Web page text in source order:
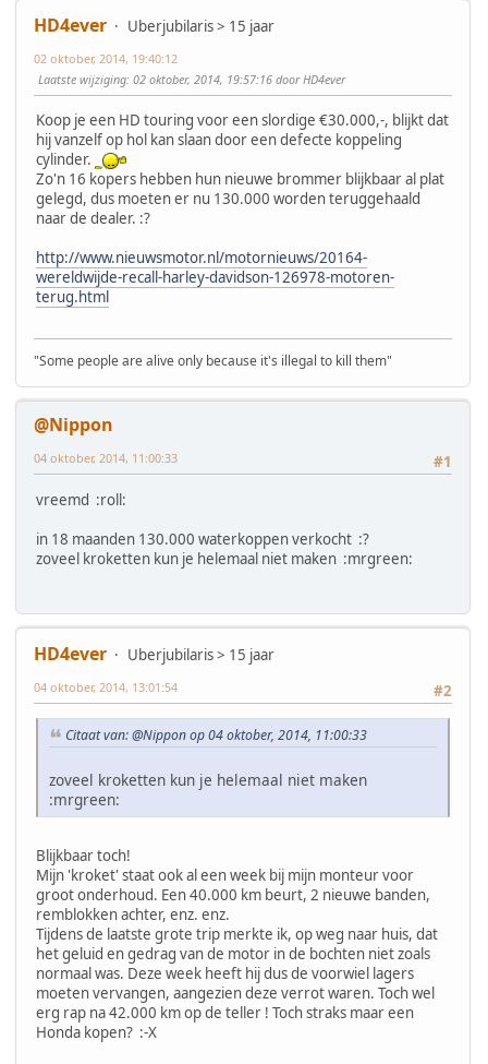
HD4ever Uberjubilaris > 15 jaar
02 oktober, 2014, 19:40:12
Laatste wijziging: 02 oktober, 2014, 19:57:16 door HD4ever
Koop je een HD touring voor een slordige €30.000,-, blijkt dat
hij vanzelf op hol kan slaan door een defecte koppeling
cylinder.
Zo'n 16 kopers hebben hun nieuwe brommer blijkbaar al plat
gelegd, dus moeten er nu 130.000 worden teruggehaald
naar de dealer. :?
http://www.nieuwsmotor.nl/motornieuws/20164-
wereldwijde-recall-harley-davidson-126978-motoren-
terug.html
"Some people are alive only because it's illegal to kill them"
@Nippon
#1
04 oktober, 2014, 11:00:33
vreemd :roll:
in 18 maanden 130.000 waterkoppen verkocht :?
zoveel kroketten kun je helemaal niet maken :mrgreen:
HD4ever
Uberjubilaris > 15 jaar
#2
04 oktober, 2014, 13:01:54
Citaat van: @Nippon op 04 oktober, 2014, 11:00:33
zoveel kroketten kun je helemaal niet maken
:mrgreen:
Blijkbaar toch!
Mijn 'kroket' staat ook al een week bij mijn monteur voor
groot onderhoud. Een 40.000 km beurt, 2 nieuwe banden,
remblokken achter, enz. enz.
Tijdens de laatste grote trip merkte ik, op weg naar huis, dat
het geluid en gedrag van de motor in de bochten niet zoals
normaal was. Deze week heeft hij dus de voorwiel lagers
moeten vervangen, aangezien deze verrot waren. Toch wel
erg rap na 42.000 km op de teller ! Toch straks maar een
Honda kopen? :-X